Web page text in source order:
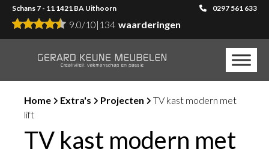
Schans 7 - 11 1421 BA Uithoorn 0297 561 633
9.0/10| 134 waarderingen
Home Extra's Projecten
TV kast modern met
lift
TV kast modern met